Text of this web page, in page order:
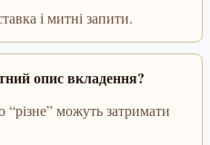
і митні запити.
опис вкладення?
можуть затримати